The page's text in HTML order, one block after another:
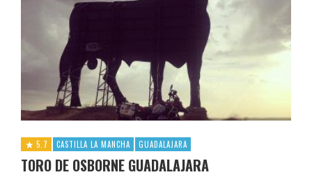
5.7 CASTILLA LA MANCHA GUADALAJARA
TORO DE OSBORNE GUADALAJARA